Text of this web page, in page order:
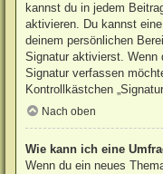
kannst du in jedem
aktivieren. Du kannst
deinem persönlichen
Signatur aktivierst. Wenn
Signatur verfassen
Kontrollkästchen
Nach oben
Wie kann ich eine
Wenn du ein neues